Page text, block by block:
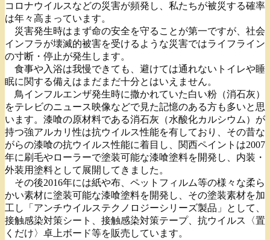
コロナウイルスなどの災害が頻発し、私たちが被災する確率
は年々高まっています。
災害発生時はまず命の安全を守ることが第一ですが、社会
インフラが壊滅的被害を受けるような災害ではライフライン
の寸断・停止が発生します。
食事や入浴は我慢できても、避けては通れないトイレや睡
眠に関する備えはまだまだ十分とはいえません。
鳥インフルエンザ発生時に撒かれていた白い粉（消石灰）
をテレビのニュース映像などで見た記憶のある方も多いと思
います。漆喰の原材料である消石灰（水酸化カルシウム）が
持つ強アルカリ性は抗ウイルス性能を有しており、その昔な
がらの漆喰の抗ウイルス性能に着目し、関西ペイントは2007
年に刷毛やローラーで塗装可能な漆喰塗料を開発し、内装・
外装用塗料として展開してきました。
その後2016年には紙や布、ペットフィルム等の様々な柔ら
かい素材に塗装可能な漆喰塗料を開発し、その塗装素材を加
工し「アンチウイルステクノロジーシリーズ製品」として、
接触感染対策シート、接触感染対策テープ、抗ウイルス〈置
くだけ〉卓上ボード等を販売しています。